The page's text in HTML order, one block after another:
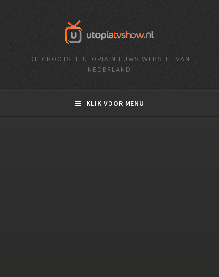
DE GROOTSTE UTOPIA NIEUWS WEBSITE VAN
NEDERLAND
KLIK VOOR MENU